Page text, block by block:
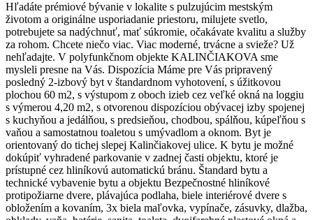
Hľadáte prémiové bývanie v lokalite s pulzujúcim mestským
životom a originálne usporiadanie priestoru, milujete svetlo,
potrebujete sa nadýchnuť, mať súkromie, očakávate kvalitu a služby
za rohom. Chcete niečo viac. Viac moderné, trvácne a svieže? Už
nehľadajte. V polyfunkčnom objekte KALINČIAKOVA sme
mysleli presne na Vás. Dispozícia Máme pre Vás pripravený
posledný 2-izbový byt v štandardnom vyhotovení, s úžitkovou
plochou 60 m2, s výstupom z oboch izieb cez veľké okná na loggiu
s výmerou 4,20 m2, s otvorenou dispozíciou obývacej izby spojenej
s kuchyňou a jedálňou, s predsieňou, chodbou, spálňou, kúpeľňou s
vaňou a samostatnou toaletou s umývadlom a oknom. Byt je
orientovaný do tichej slepej Kalinčiakovej ulice. K bytu je možné
dokúpiť vyhradené parkovanie v zadnej časti objektu, ktoré je
prístupné cez hliníkovú automatickú bránu. Štandard bytu a
technické vybavenie bytu a objektu Bezpečnostné hliníkové
protipožiarne dvere, plávajúca podlaha, biele interiérové dvere s
obložením a kovaním, 3x biela maľovka, vypínače, zásuvky, dlažba,